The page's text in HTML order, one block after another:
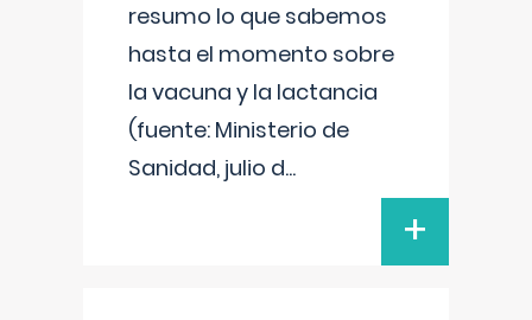
resumo lo que sabemos
hasta el momento sobre
la vacuna y la lactancia
(fuente: Ministerio de
Sanidad, julio d...
+